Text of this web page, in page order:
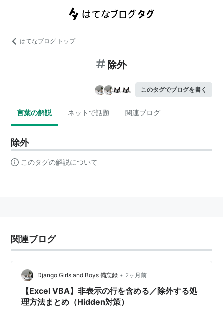
はてなブログ トップ
除外
このタグでブログを書く
言葉の解説 ネットで話題 関連ブログ
除外
このタグの解説について
関連ブログ
Django Girls and Boys 備忘録 • 2ヶ月前
【Excel VBA】非表示の行を含める／除外する処
理方法まとめ（Hidden対策）